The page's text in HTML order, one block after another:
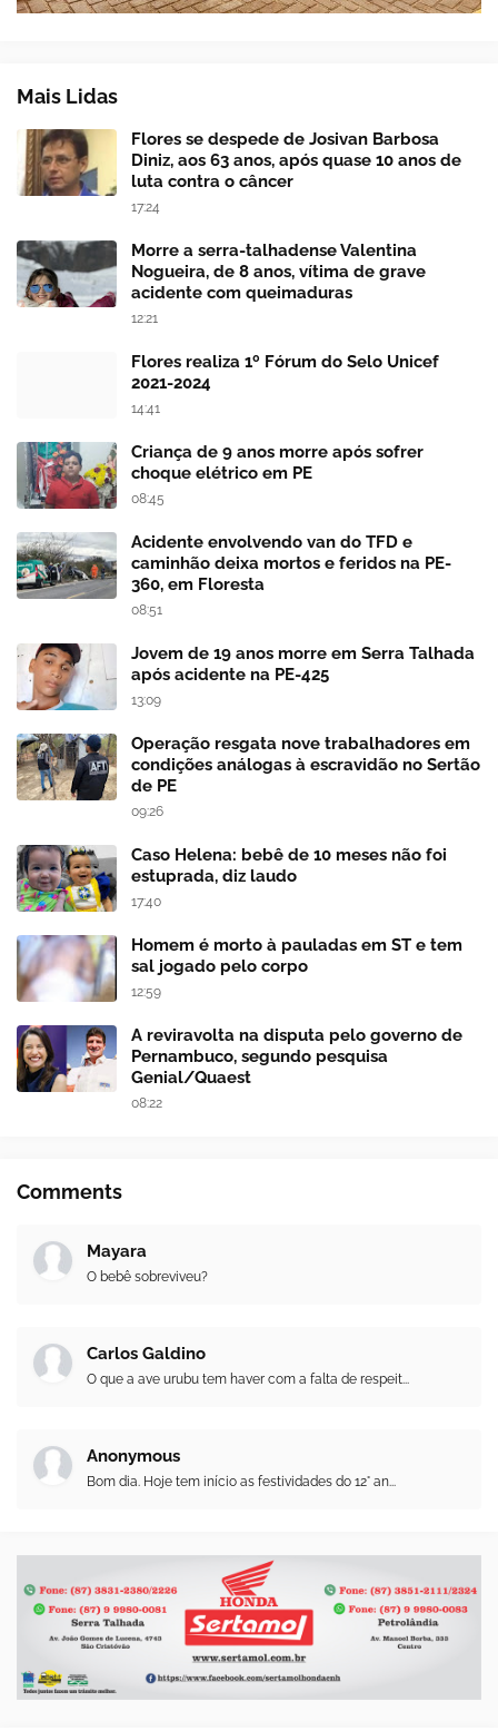
Mais Lidas
Flores se despede de Josivan Barbosa
Diniz, aos 63 anos, após quase 10 anos de
luta contra o câncer
17:24
Morre a serra-talhadense Valentina
Nogueira, de 8 anos, vítima de grave
acidente com queimaduras
12:21
Flores realiza 1º Fórum do Selo Unicef
2021-2024
14:41
Criança de 9 anos morre após sofrer
choque elétrico em PE
08:45
Acidente envolvendo van do TFD e
caminhão deixa mortos e feridos na PE-
360, em Floresta
08:51
Jovem de 19 anos morre em Serra Talhada
após acidente na PE-425
13:09
Operação resgata nove trabalhadores em
condições análogas à escravidão no Sertão
de PE
09:26
Caso Helena: bebê de 10 meses não foi
estuprada, diz laudo
17:40
Homem é morto à pauladas em ST e tem
sal jogado pelo corpo
12:59
A reviravolta na disputa pelo governo de
Pernambuco, segundo pesquisa
Genial/Quaest
08:22
Comments
Mayara
O bebê sobreviveu?
Carlos Galdino
O que a ave urubu tem haver com a falta de respeit...
Anonymous
Bom dia. Hoje tem início as festividades do 12° an...